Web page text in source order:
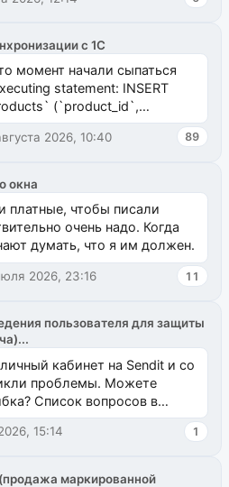
с 1С
момент начали сыпаться
statement: INSERT
(`product_id`,
2026, 10:40 89
окна
платные, чтобы писали
очень надо. Когда
думать, что я им должен.
2026, 23:16 11
пользователя для защиты
кабинет на Sendit и со
проблемы. Можете
Список вопросов в
modx.pro пока пуст, и,...
15:14 1
маркированной